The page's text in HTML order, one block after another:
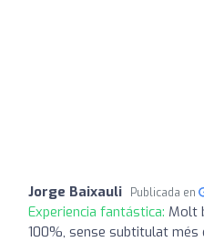
Jorge Baixauli Publicada en
Experiencia fantástica: Molt
100%, sense subtitulat més